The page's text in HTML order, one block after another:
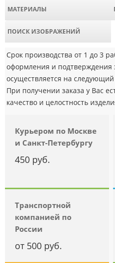
МАТЕРИАЛЫ
ПОИСК ИЗОБРАЖЕНИЙ
Срок производства от 1 до 3
оформления и подтверждения
осуществляется на
При получении заказа у Вас
качество и целостность
Курьером по Москве
и Санкт-Петербургу
450 руб.
Транспортной
компанией по
России
от 500 руб.